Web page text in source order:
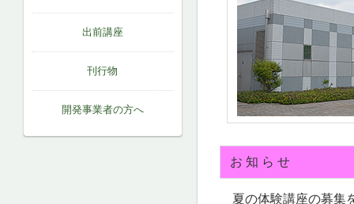
出前講座
刊行物
開発事業者の方へ
お 知 ら せ
夏の体験講座の募集